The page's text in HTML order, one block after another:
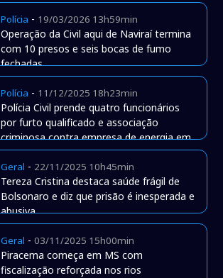
Polícia - 19/03/2026 13h59min
Operação da Civil aqui de Naviraí termina
com 10 presos e seis bocas de fumo
fechadas
Polícia - 11/12/2025 18h23min
Polícia Civil prende quatro funcionários
por furto qualificado e associação
criminosa contra empresa de energia em
Naviraí
Geral - 22/11/2025 10h45min
Tereza Cristina destaca saúde frágil de
Bolsonaro e diz que prisão é inesperada e
abusiva
Geral -03/11/2025 15h00min
Piracema começa em MS com
fiscalização reforçada nos rios